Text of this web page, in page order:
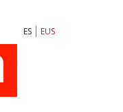
ES EUS